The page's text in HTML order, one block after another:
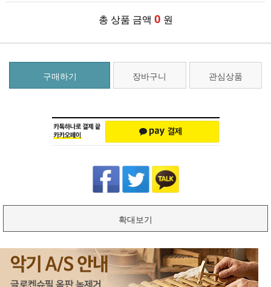
총 상품 금액 0 원
구매하기 장바구니 관심상품
확대보기